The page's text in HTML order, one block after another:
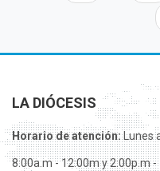
LA DIÓCESIS
Horario de atención:Lunes
8:00a.m - 12:00m y 2:00p.m -